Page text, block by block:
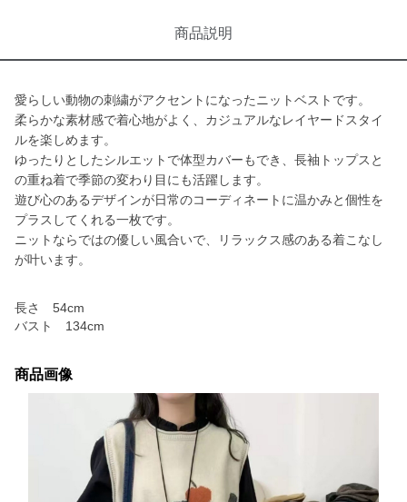
商品説明
愛らしい動物の刺繍がアクセントになったニットベストです。
柔らかな素材感で着心地がよく、カジュアルなレイヤードスタイ
ルを楽しめます。
ゆったりとしたシルエットで体型カバーもでき、長袖トップスと
の重ね着で季節の変わり目にも活躍します。
遊び心のあるデザインが日常のコーディネートに温かみと個性を
プラスしてくれる一枚です。
ニットならではの優しい風合いで、リラックス感のある着こなし
が叶います。
長さ 54cm
バスト 134cm
商品画像